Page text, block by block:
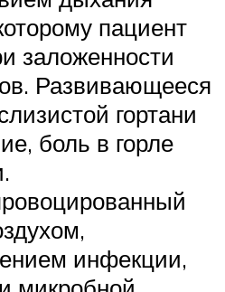
пациент
заложенности
Развивающееся
гортани
боль в горле
инфекции,